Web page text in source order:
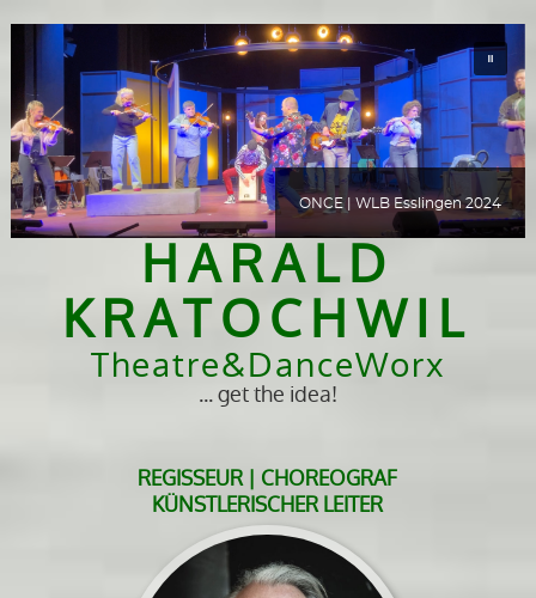
ONCE | WLB Esslingen 2024
HARALD
KRATOCHWIL
Theatre&DanceWorx
... get the idea!
REGISSEUR | CHOREOGRAF
KÜNSTLERISCHER LEITER